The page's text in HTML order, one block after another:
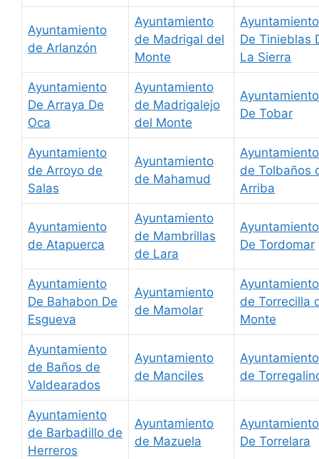
Ayuntamiento
de Arlanzón
Ayuntamiento
de Madrigal del
Monte
Ayuntamiento
De Tinieblas
La Sierra
Ayuntamiento
De Arraya De
Oca
Ayuntamiento
de Madrigalejo
del Monte
Ayuntamiento
De Tobar
Ayuntamiento
de Arroyo de
Salas
Ayuntamiento
de Mahamud
Ayuntamiento
de Tolbaños
Arriba
Ayuntamiento
de Atapuerca
Ayuntamiento
de Mambrillas
de Lara
Ayuntamiento
De Tordomar
Ayuntamiento
De Bahabon De
Esgueva
Ayuntamiento
de Mamolar
Ayuntamiento
de Torrecilla
Monte
Ayuntamiento
de Baños de
Valdearados
Ayuntamiento
de Manciles
Ayuntamiento
de
Ayuntamiento
de Barbadillo de
Herreros
Ayuntamiento
de Mazuela
Ayuntamiento
De Torrelara